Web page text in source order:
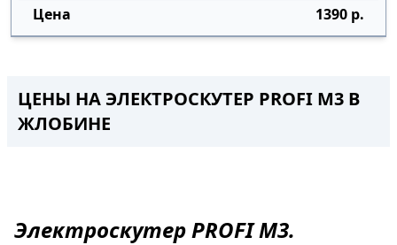
1390 р.
ЦЕНЫ НА ЭЛЕКТРОСКУТЕР PROFI M3 В
ЖЛОБИНЕ
ЭлектроскутерPROFI M3.